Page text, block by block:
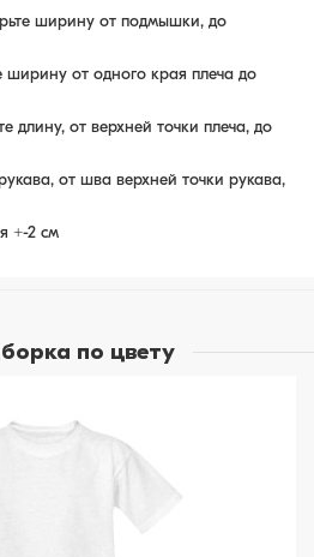
ширину от подмышки, до
ширину от одного края плеча до
длину, от верхней точки плеча, до
от шва верхней точки рукава,
+-2 см
по цвету